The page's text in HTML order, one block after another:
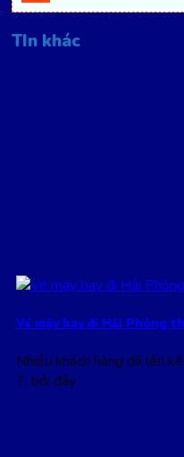
Reddit
TIn khác
Vé máy bay đi Hải Phòng
Nhiều khách hàng đã lên
7, bởi đây